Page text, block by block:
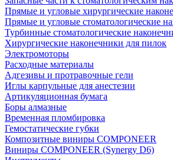
Прямые и угловые хирургические
Прямые и угловые стоматологические
Турбинные стоматологические
Хирургические наконечники для пилок
Электромоторы
Расходные материалы
Адгезивы и протравочные гели
Иглы карпульные для анестезии
Артикуляционная бумага
Боры алмазные
Временная пломбировка
Гемостатические губки
Композитные виниры COMPONEER
Виниры COMPONEER (Synergy D6)